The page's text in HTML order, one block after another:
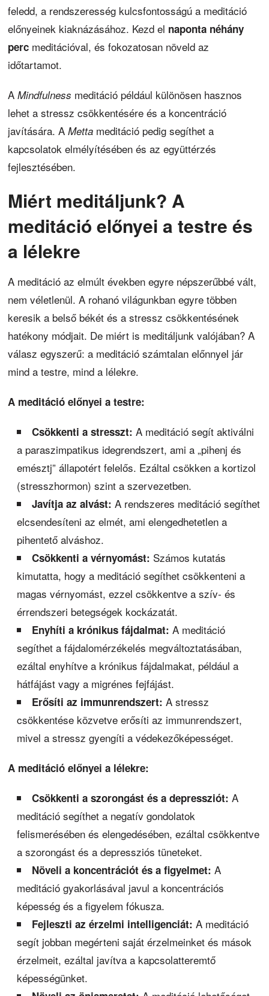
feledd, a rendszeresség kulcsfontosságú a meditáció
előnyeinek kiaknázásához. Kezd el naponta néhány
perc meditációval, és fokozatosan növeld az
időtartamot.
AMindfulness meditáció például különösen hasznos
lehet a stressz csökkentésére és a koncentráció
javítására. AMetta meditáció pedig segíthet a
kapcsolatok elmélyítésében és az együttérzés
fejlesztésében.
Miért meditáljunk? A
meditáció előnyei a testre és
a lélekre
A meditáció az elmúlt években egyre népszerűbbé vált,
nem véletlenül. A rohanó világunkban egyre többen
keresik a belső békét és a stressz csökkentésének
hatékony módjait. De miért is meditáljunk valójában? A
válasz egyszerű: a meditáció számtalan előnnyel jár
mind a testre, mind a lélekre.
A meditáció előnyei a testre:
Csökkenti a stresszt: A meditáció segít aktiválni
a paraszimpatikus idegrendszert, ami a „pihenj és
emésztj” állapotért felelős. Ezáltal csökken a kortizol
(stresszhormon) szint a szervezetben.
Javítja az alvást: A rendszeres meditáció segíthet
elcsendesíteni az elmét, ami elengedhetetlen a
pihentető alváshoz.
Csökkenti a vérnyomást: Számos kutatás
kimutatta, hogy a meditáció segíthet csökkenteni a
magas vérnyomást, ezzel csökkentve a szív- és
érrendszeri betegségek kockázatát.
Enyhíti a krónikus fájdalmat: A meditáció
segíthet a fájdalomérzékelés megváltoztatásában,
ezáltal enyhítve a krónikus fájdalmakat, például a
hátfájást vagy a migrénes fejfájást.
Erősíti az immunrendszert: A stressz
csökkentése közvetve erősíti az immunrendszert,
mivel a stressz gyengíti a védekezőképességet.
A meditáció előnyei a lélekre:
Csökkenti a szorongást és a depressziót: A
meditáció segíthet a negatív gondolatok
felismerésében és elengedésében, ezáltal csökkentve
a szorongást és a depressziós tüneteket.
Növeli a koncentrációt és a figyelmet: A
meditáció gyakorlásával javul a koncentrációs
képesség és a figyelem fókusza.
Fejleszti az érzelmi intelligenciát: A meditáció
segít jobban megérteni saját érzelmeinket és mások
érzelmeit, ezáltal javítva a kapcsolatteremtő
képességünket.